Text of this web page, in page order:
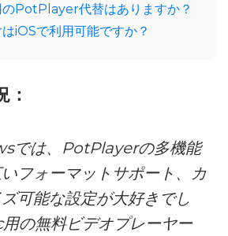
PotPlayer代替はありますか？
iOSで利用可能ですか？
：
では、PotPlayerの多機能
フォーマットサポート、カ
可能な設定が大好きでし
の無料ビデオプレーヤー